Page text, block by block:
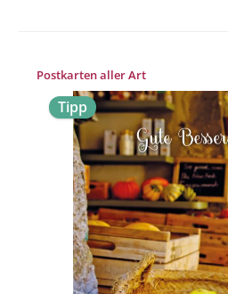
Produktgalerie überspringen
Postkarten aller Art
Tipp